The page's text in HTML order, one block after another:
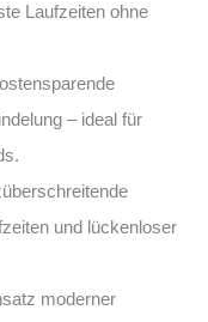
Laufzeiten ohne
– ideal für
und lückenloser
moderner